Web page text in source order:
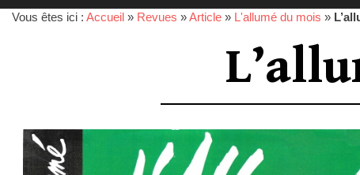
Vous êtes ici : Accueil » Revues »Article » L'allumé du mois »